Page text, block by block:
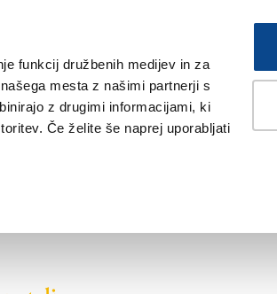
funkcij družbenih medijev in za
mesta z našimi partnerji s
z drugimi informacijami, ki
Če želite še naprej uporabljati
ŠPORT ŠE